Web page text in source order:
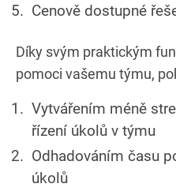
Cenově dostupné
Díky svým praktickým
pomoci vašemu týmu,
Vytvářením méně
řízení úkolů v týmu
Odhadováním času
úkolů